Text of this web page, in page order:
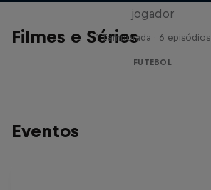
Filmes e Séries
jogador
1 Temporada · 6 episódios
FUTEBOL
Eventos